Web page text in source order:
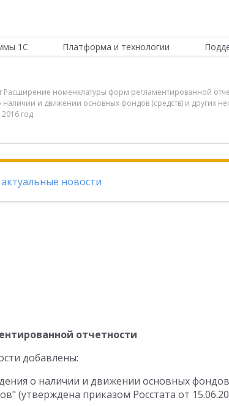
1С Платформа и технологии
Расширение номенклатуры форм регламентированной
и движении основных фондов (средств) и других
год
актуальные новости
отчетности
добавлены:
о наличии и движении основных фондов
(утверждена приказом Росстата от